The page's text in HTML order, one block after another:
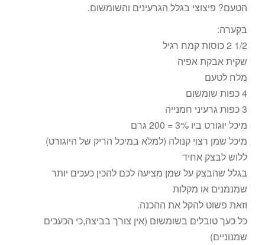
הטעם? פיצוצי בגלל הגרעינים והשומשום.
בקערה:
1/2 2 כוסות קמח רגיל
שקית אבקת אפיה
מלח לטעם
4 כפות שומשום
3 כפות גרעיני חמנייה
מיכל יוגורט ביו 3% = 200 גרם
מיכל שמן רצוי קנולה (למלא במיכל הריק של היוגורט)
ללוש לבצק אחיד
בגלל שהבצק על שמן מציעה לכם להכין כעכים יותר
שמנמנים או מקלות
וזאת פשוט להקל את ההכנה.
כל כעך טובלים בשומשום (אין צורך בביצה,כי הכעכים
שמנוניים)